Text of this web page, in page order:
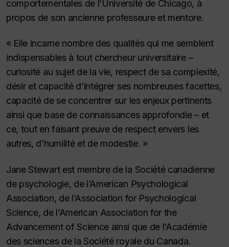
comportementales de l’Université de Chicago, à
propos de son ancienne professeure et mentore.
« Elle incarne nombre des qualités qui me semblent
indispensables à tout chercheur universitaire –
curiosité au sujet de la vie, respect de sa complexité,
désir et capacité d’intégrer ses nombreuses facettes,
capacité de se concentrer sur les enjeux pertinents
ainsi que base de connaissances approfondie – et
ce, tout en faisant preuve de respect envers les
autres, d’humilité et de modestie. »
Jane Stewart est membre de la Société canadienne
de psychologie, de l’American Psychological
Association, de l’Association for Psychological
Science, de l’American Association for the
Advancement of Science ainsi que de l’Académie
des sciences de la Société royale du Canada.